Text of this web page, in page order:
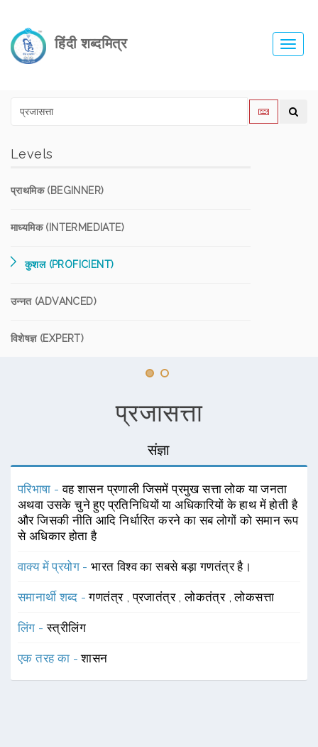
हिंदी शब्दमित्र
Levels
प्राथमिक (BEGINNER)
माध्यमिक (INTERMEDIATE)
कुशल (PROFICIENT)
उन्नत (ADVANCED)
विशेषज्ञ (EXPERT)
प्रजासत्ता
संज्ञा
परिभाषा -वह शासन प्रणाली जिसमें प्रमुख सत्ता लोक या जनता
अथवा उसके चुने हुए प्रतिनिधियों या अधिकारियों के हाथ में होती है
और जिसकी नीति आदि निर्धारित करने का सब लोगों को समान रूप
से अधिकार होता है
वाक्य में प्रयोग -भारत विश्व का सबसे बड़ा गणतंत्र है।
समानार्थी शब्द -गणतंत्र ,प्रजातंत्र ,लोकतंत्र ,लोकसत्ता
लिंग -स्त्रीलिंग
एक तरह का -शासन